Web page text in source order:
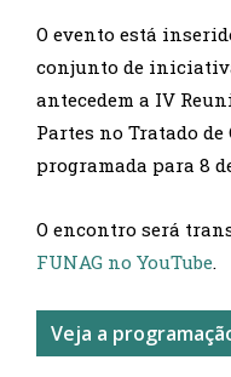
O evento está
conjunto de
antecedem a IV
Partes no Tratado
programada para 8
O encontro será
FUNAG no YouTube.
Veja a